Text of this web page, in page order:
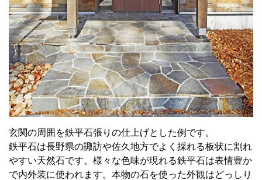
玄関の周囲を鉄平石張りの仕上げとした例です。
鉄平石は長野県の諏訪や佐久地方でよく採れる板状に割れ
やすい天然石です。様々な色味が現れる鉄平石は表情豊か
で内外装に使われます。本物の石を使った外観はどっしり